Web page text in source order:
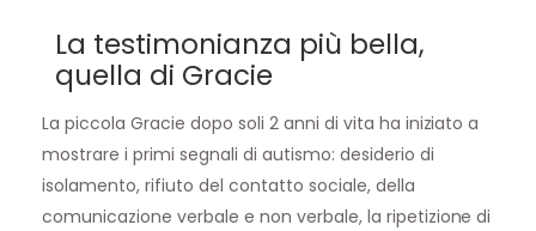
La testimonianza più bella,
quella di Gracie
La piccola Gracie dopo soli 2 anni di vita ha iniziato a
mostrare i primi segnali di autismo: desiderio di
isolamento, rifiuto del contatto sociale, della
comunicazione verbale e non verbale, la ripetizione di